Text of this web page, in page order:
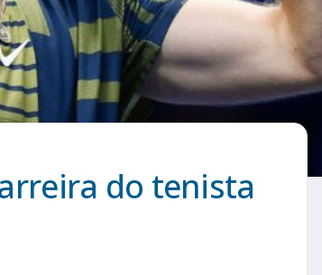
do tenista